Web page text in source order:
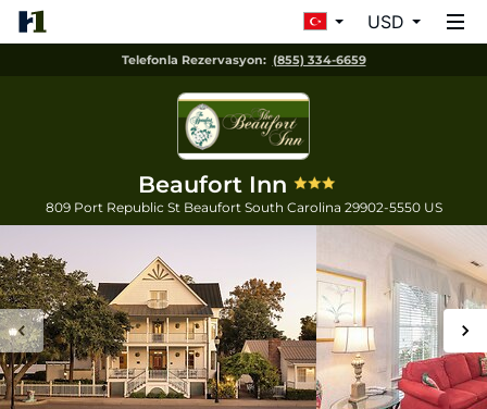
USD
Telefonla Rezervasyon: (855) 334-6659
Beaufort Inn
809 Port Republic St Beaufort South Carolina 29902-5550 US